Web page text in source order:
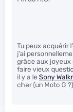
Tu peux acquérir
j’ai
grâce aux joyeux
faire vieux
il y a le Sony
cher (un Moto G